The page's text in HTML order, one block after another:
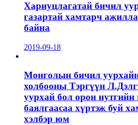
Хариуцлагатай бичил
газартай хамтарч
байна
2019-09-18
Монголын бичил уурхайн
холбооны Тэргүүн
уурхай бол орон нутгийн
баялгаасаа хүртэж буй
хэлбэр юм